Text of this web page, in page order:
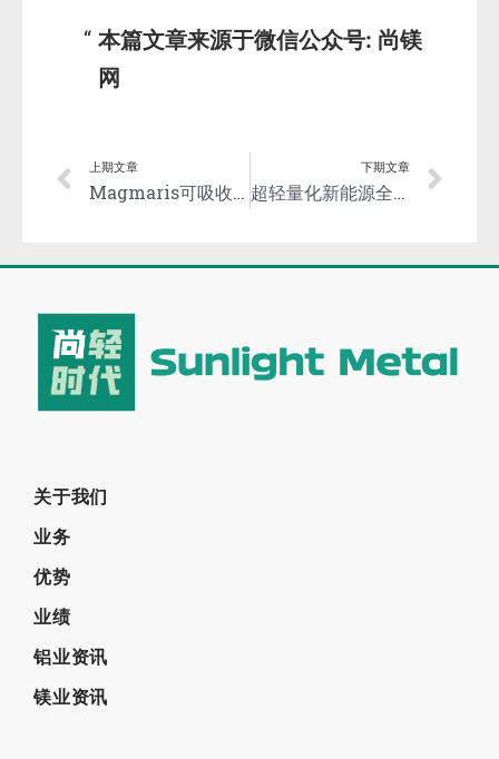
本篇文章来源于微信公众号: 尚镁
网
上期文章
Magmaris可吸收镁合金支架特许准入博鳌超级医院
下期文章
超轻量化新能源全镁合金轨道运输系统展示
关于我们
业务
优势
业绩
铝业资讯
镁业资讯